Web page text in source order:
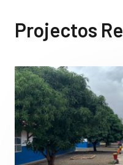
Projectos